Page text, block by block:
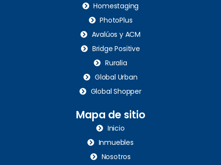
Homestaging
PhotoPlus
Avalúos y ACM
Bridge Positive
Ruralia
Global Urban
Global Shopper
Mapa de sitio
Inicio
Inmuebles
Nosotros